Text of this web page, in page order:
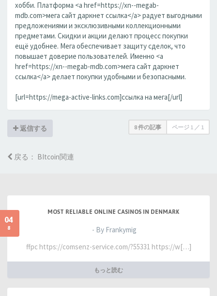
хобби. Платформа <a href=https://xn--megab-
mdb.com>мега сайт даркнет ссылка</a> радует выгодными
предложениями и эксклюзивными коллекционными
предметами. Скидки и акции делают процесс покупки
ещё удобнее. Мега обеспечивает защиту сделок, что
повышает доверие пользователей. Именно <a
href=https://xn--megab-mdb.com>мега сайт даркнет
ссылка</a> делает покупки удобными и безопасными.
[url=https://mega-active-links.com]ссылка на мега[/url]
返信する 8 件の記事 ページ 1 ／ 1
戻る： BItcoin関連
04
8
MOST RELIABLE ONLINE CASINOS IN DENMARK
- By Frankymig
ffpc https://comsenz-service.com/?55331 https://w[…]
もっと読む